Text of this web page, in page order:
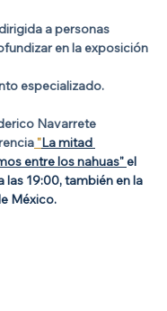
a personas
en la exposición
especializado.
Navarrete
"La mitad
entre los nahuas" el
las 19:00, también en la
México.